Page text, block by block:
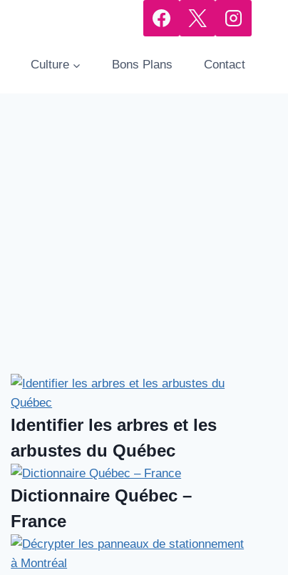
Culture Bons Plans Contact
Identifier les arbres et les
arbustes du Québec
Dictionnaire Québec –
France